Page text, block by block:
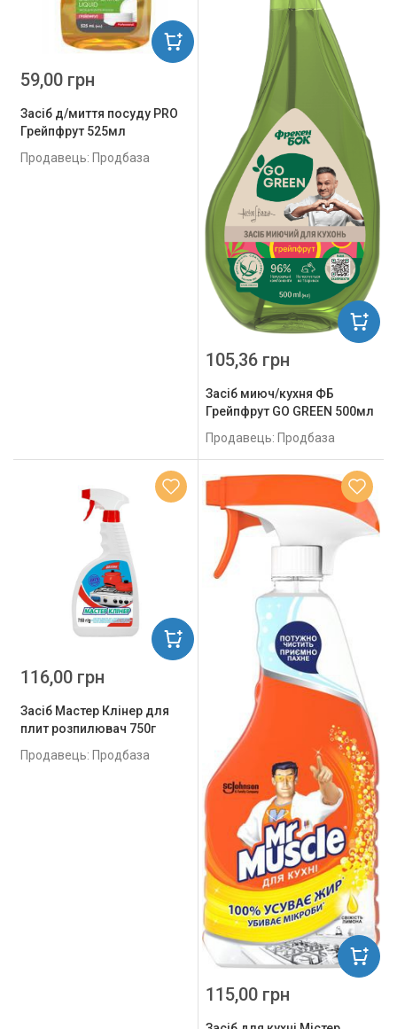
Засіб д/миття посуду PRO
Грейпфрут 525мл
Продавець: Продбаза
59,00 грн
Засіб миюч/кухня ФБ
Грейпфрут GO GREEN 500мл
Продавець: Продбаза
105,36 грн
Засіб Мастер Клінер для
плит розпилювач 750г
Продавець: Продбаза
116,00 грн
115,00 грн